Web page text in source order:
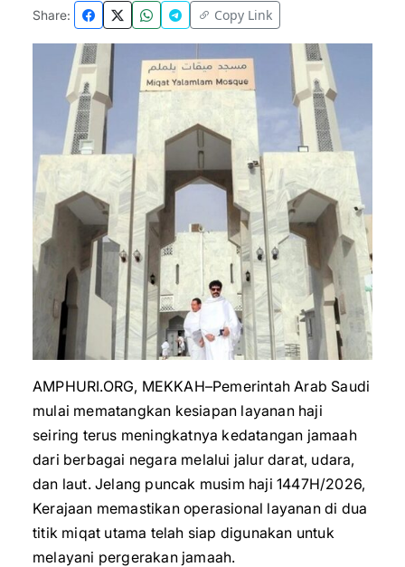
Share: Copy Link
AMPHURI.ORG, MEKKAH–Pemerintah Arab Saudi
mulai mematangkan kesiapan layanan haji
seiring terus meningkatnya kedatangan jamaah
dari berbagai negara melalui jalur darat, udara,
dan laut. Jelang puncak musim haji 1447H/2026,
Kerajaan memastikan operasional layanan di dua
titik miqat utama telah siap digunakan untuk
melayani pergerakan jamaah.